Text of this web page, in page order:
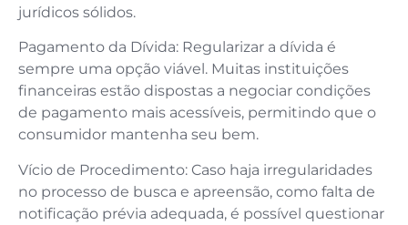
jurídicos sólidos.
Pagamento da Dívida: Regularizar a dívida é
sempre uma opção viável. Muitas instituições
financeiras estão dispostas a negociar condições
de pagamento mais acessíveis, permitindo que o
consumidor mantenha seu bem.
Vício de Procedimento: Caso haja irregularidades
no processo de busca e apreensão, como falta de
notificação prévia adequada, é possível questionar